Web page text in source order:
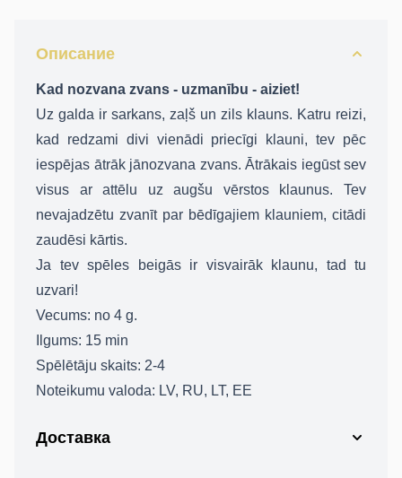
Описание
Kad nozvana zvans - uzmanību - aiziet!
Uz galda ir sarkans, zaļš un zils klauns. Katru reizi,
kad redzami divi vienādi priecīgi klauni, tev pēc
iespējas ātrāk jānozvana zvans. Ātrākais iegūst sev
visus ar attēlu uz augšu vērstos klaunus. Tev
nevajadzētu zvanīt par bēdīgajiem klauniem, citādi
zaudēsi kārtis.
Ja tev spēles beigās ir visvairāk klaunu, tad tu
uzvari!
Vecums: no 4 g.
Ilgums: 15 min
Spēlētāju skaits: 2-4
Noteikumu valoda: LV, RU, LT, EE
Доставка
Epasts
APSTIPRINĀT E-PASTU